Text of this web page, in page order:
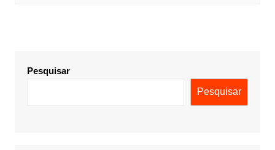
Pesquisar
Pesquisar